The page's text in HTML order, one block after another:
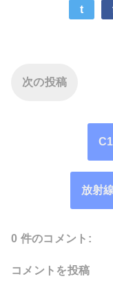
t
次の投稿
放射
0 件のコメント:
コメントを投稿